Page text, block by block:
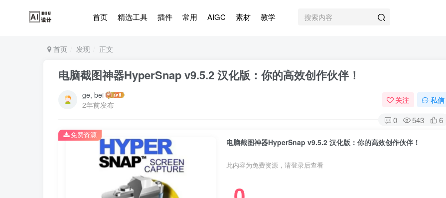
首页 精选工具 插件 常用 AIGC 素材 教学
首页 发现 正文
电脑截图神器HyperSnap v9.5.2 汉化版：你的高效创作伙伴！
ge, bei
2年前发布
关注 私信
0 543 6
电脑截图神器HyperSnap v9.5.2 汉化版：你的高效创作伙伴！
此内容为免费资源，请登录后查看
免费资源